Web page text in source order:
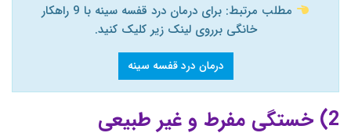
مطلب مرتبط: برای درمان درد قفسه سینه با 9 راهکار
خانگی برروی لینک زیر کلیک کنید.
درمان درد قفسه سینه
2) خستگی مفرط و غیر طبیعی